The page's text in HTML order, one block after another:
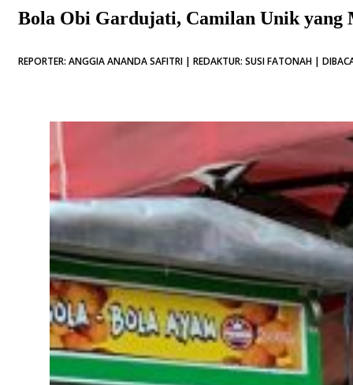
Bola Obi Gardujati, Camilan Unik yang
REPORTER: ANGGIA ANANDA SAFITRI | REDAKTUR: SUSI FATONAH |